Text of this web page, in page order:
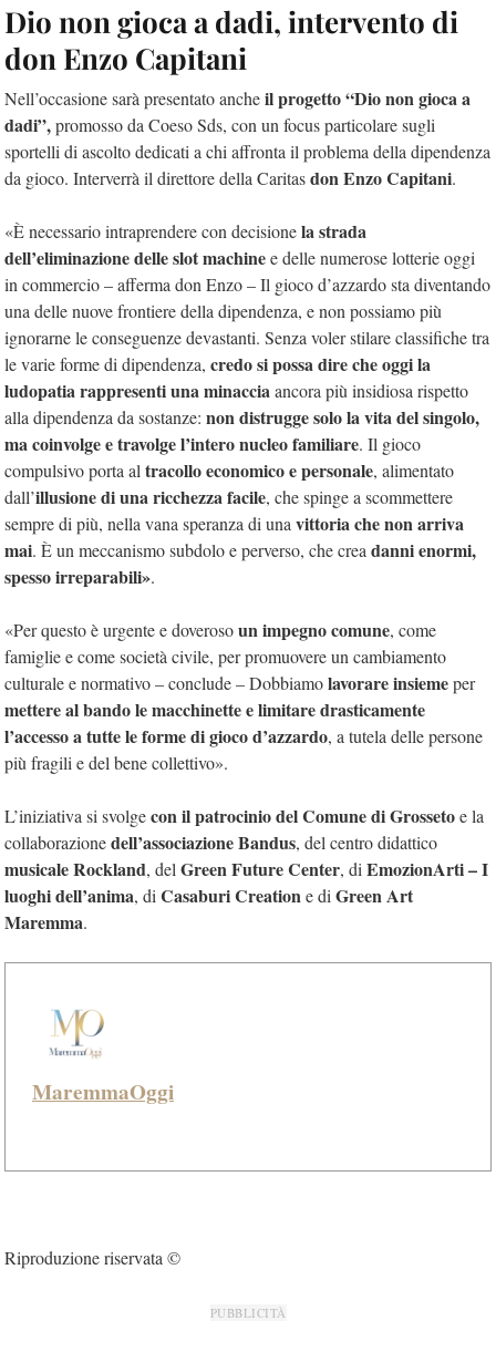
Dio non gioca a dadi, intervento di
don Enzo Capitani
Nell’occasione sarà presentato ancheil progetto “Dio non gioca a
dadi”,promosso da Coeso Sds, con un focus particolare sugli
sportelli di ascolto dedicati a chi affronta il problema della dipendenza
da gioco. Interverrà il direttore della Caritasdon Enzo Capitani.
«È necessario intraprendere con decisionela strada
dell’eliminazione delle slot machinee delle numerose lotterie oggi
in commercio – afferma don Enzo – Il gioco d’azzardo sta diventando
una delle nuove frontiere della dipendenza, e non possiamo più
ignorarne le conseguenze devastanti. Senza voler stilare classifiche tra
le varie forme di dipendenza, credo si possa dire che oggi la
ludopatia rappresenti una minacciaancora più insidiosa rispetto
alla dipendenza da sostanze: non distrugge solo la vita del singolo,
ma coinvolge e travolge l’intero nucleo familiare. Il gioco
compulsivo porta al tracollo economico e personale, alimentato
dall’illusione di una ricchezza facile, che spinge a scommettere
sempre di più, nella vana speranza di una vittoria che non arriva
mai. È un meccanismo subdolo e perverso, che crea danni enormi,
spesso irreparabili».
«Per questo è urgente e doverosoun impegno comune, come
famiglie e come società civile, per promuovere un cambiamento
culturale e normativo – conclude – Dobbiamolavorare insiemeper
mettere al bando le macchinette e limitare drasticamente
l’accesso a tutte le forme di gioco d’azzardo, a tutela delle persone
più fragili e del bene collettivo».
L’iniziativa si svolgecon il patrocinio del Comune di Grossetoe la
collaborazionedell’associazione Bandus, del centro didattico
musicale Rockland, del Green Future Center, di EmozionArti – I
luoghi dell’anima, di Casaburi Creatione di Green Art
Maremma.
MaremmaOggi
Riproduzione riservata ©
PUBBLICITÀ